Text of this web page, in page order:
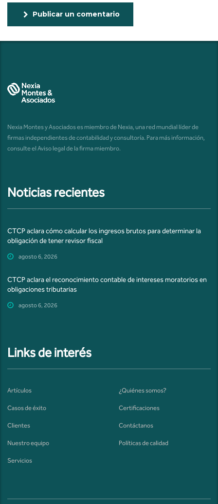
Publicar un comentario
Nexia Montes y Asociados es miembro de Nexia, una red mundial líder de
firmas independientes de contabilidad y consultoría. Para más información,
consulte el Aviso legal de la firma miembro.
Noticias recientes
CTCP aclara cómo calcular los ingresos brutos para determinar la
obligación de tener revisor fiscal
agosto 6, 2026
CTCP aclara el reconocimiento contable de intereses moratorios en
obligaciones tributarias
agosto 6, 2026
Links de interés
Artículos ¿Quiénes somos?
Casos de éxito Certificaciones
Clientes Contáctanos
Nuestro equipo Políticas de calidad
Servicios